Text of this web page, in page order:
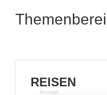
REISEN
Anzeige